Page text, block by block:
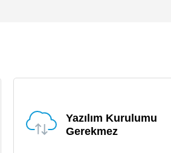
Yazılım Kurulumu
Gerekmez